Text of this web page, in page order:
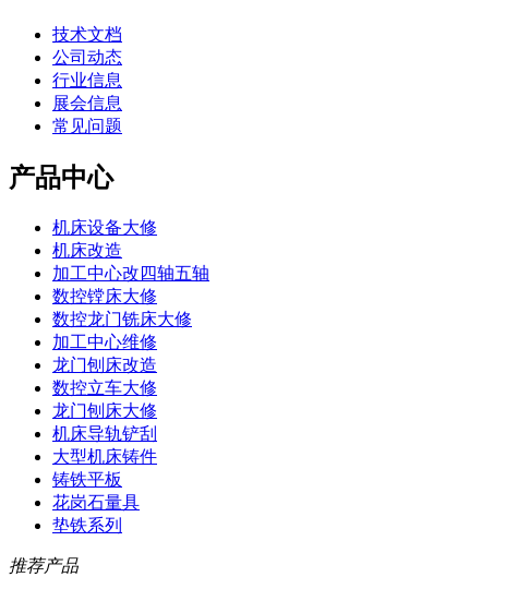
技术文档
公司动态
行业信息
展会信息
常见问题
产品中心
机床设备大修
机床改造
加工中心改四轴五轴
数控镗床大修
数控龙门铣床大修
加工中心维修
龙门刨床改造
数控立车大修
龙门刨床大修
机床导轨铲刮
大型机床铸件
铸铁平板
花岗石量具
垫铁系列
推荐产品